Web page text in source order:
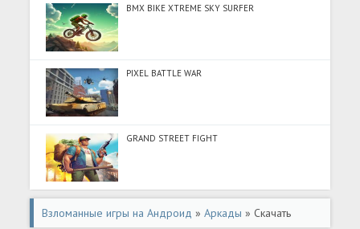
BMX BIKE XTREME SKY SURFER
PIXEL BATTLE WAR
GRAND STREET FIGHT
Взломанные игры на Андроид »Аркады » Скачать